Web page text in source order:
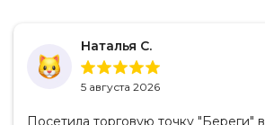
Наталья С.
5 августа 2026
Посетила торговую точку "Береги" в тц Талер и